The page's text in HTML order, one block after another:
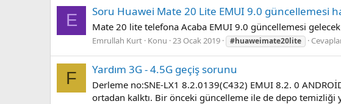
E Soru Huawei Mate 20 Lite EMUI 9.0 güncellemesi
Mate 20 lite telefona Acaba EMUI 9.0 güncellemesi
Emrullah Kurt Konu 23 Ocak 2019 #huaweimate20lite
F Yardım 3G - 4.5G geçiş sorunu
Derleme no:SNE-LX1 8.2.0139(C432) EMUI 8.2. 0
ortadan kalktı. Bir önceki güncelleme ile de depo